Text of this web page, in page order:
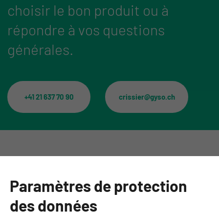
choisir le bon produit ou à
répondre à vos questions
générales.
+41 21 637 70 90 crissier@gyso.ch
Informations
Paramètres de protection
des données